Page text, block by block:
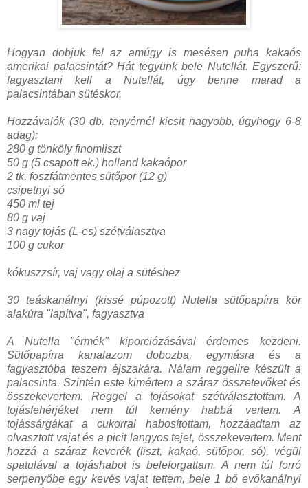
Hogyan dobjuk fel az amúgy is mesésen puha kakaós
amerikai palacsintát? Hát tegyünk bele Nutellát. Egyszerű:
fagyasztani kell a Nutellát, úgy benne marad a
palacsintában sütéskor.
Hozzávalók (30 db. tenyérnél kicsit nagyobb, úgyhogy 6-8
adag):
280 g tönköly finomliszt
50 g (5 csapott ek.) holland kakaópor
2 tk. foszfátmentes sütőpor (12 g)
csipetnyi só
450 ml tej
80 g vaj
3 nagy tojás (L-es) szétválasztva
100 g cukor
kókuszzsír, vaj vagy olaj a sütéshez
30 teáskanálnyi (kissé púpozott) Nutella sütőpapírra kör
alakúra "lapítva", fagyasztva
A Nutella "érmék" kiporciózásával érdemes kezdeni.
Sütőpapírra kanalazom dobozba, egymásra és a
fagyasztóba teszem éjszakára. Nálam reggelire készült a
palacsinta. Szintén este kimértem a száraz összetevőket és
összekevertem. Reggel a tojásokat szétválasztottam. A
tojásfehérjéket nem túl kemény habbá vertem. A
tojássárgákat a cukorral habosítottam, hozzáadtam az
olvasztott vajat és a picit langyos tejet, összekevertem. Ment
hozzá a száraz keverék (liszt, kakaó, sütőpor, só), végül
spatulával a tojáshabot is beleforgattam. A nem túl forró
serpenyőbe egy kevés vajat tettem, bele 1 bő evőkanálnyi